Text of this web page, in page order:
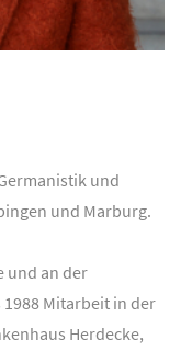
und
und Marburg.
und an der
Mitarbeit in der
Herdecke,